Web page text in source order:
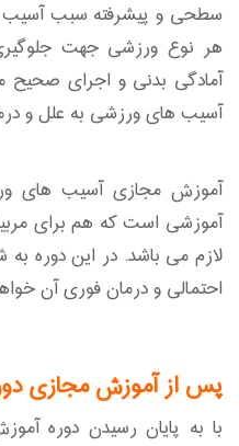
سطحی و پیشرفته سبب آسیب
هر نوع ورزشی جهت
آمادگی بدنی و اجرای صحیح
آسیب های ورزشی به علل و
آموزش مجازی آسیب های
آموزشی است که هم برای
لازم می باشد. در این دوره
احتمالی و درمان فوری آن
پس از آموزش مجازی
با به پایان رسیدن دوره